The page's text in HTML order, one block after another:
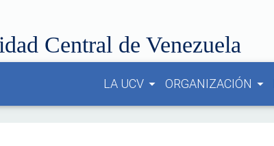
Central de Venezuela
LA UCV arrow_drop_down ORGANIZACIÓN arrow_drop_down